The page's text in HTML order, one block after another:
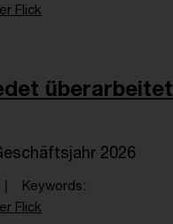
Flick
2026
Keywords
Flick